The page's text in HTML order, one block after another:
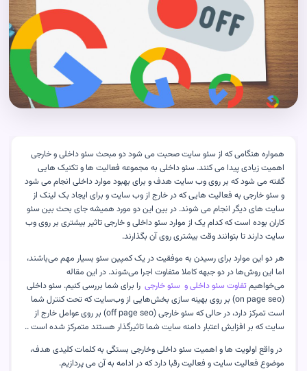
همواره هنگامی که از سئو سایت صحبت می شود دو مبحث سئو داخلی و خارجی
اهمیت زیادی پیدا می کنند. سئو داخلی به مجموعه فعالیت ها و تکنیک هایی
گفته می شود که بر روی وب سایت هدف و برای بهبود موارد داخلی انجام می شود
و سئو خارجی به فعالیت هایی که در خارج از وب سایت و برای ایجاد بک لینک از
سایت های دیگر انجام می شوند. در بین این دو مورد همیشه جای بحث بین سئو
کاران بوده است که کدام یک از موارد سئو داخلی و خارجی تاثیر بیشتری بر روی وب
سایت دارند تا بتوانند وقت بیشتری روی آن بگذارند.
هر دو این موارد برای رسیدن به موفقیت در یک کمپین سئو بسیار مهم می‌باشند،
اما این روش‌ها در دو جبهه کاملا متفاوت اجرا می‌شوند. در این مقاله
می‌خواهیمتفاوت سئو داخلی و سئو خارجی را برای شما بررسی کنیم. سئو داخلی
(on page seo)
بر روی بهینه سازی بخش‌هایی از وب‌سایت که تحت کنترل شما
است تمرکز دارد، در حالی که سئو خارجی(off page seo)
بر روی عوامل خارج از
سایت که بر افزایش اعتبار دامنه سایت شما تاثیرگذار هستند متمرکز شده است..
در واقع اولویت ها و اهمیت سئو داخلی وخارجی بستگی به کلمات کلیدی هدف،
موضوع فعالیت سایت و فعالیت رقبا دارد که در ادامه به آن می پردازیم.